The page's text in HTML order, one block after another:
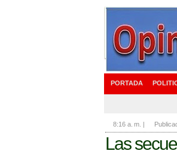
PORTADA
8:16 a. m. |
Las